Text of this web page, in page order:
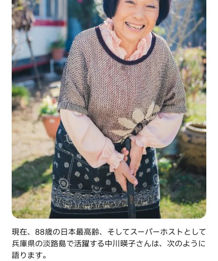
現在、88歳の日本最高齢、そしてスーパーホストとして
兵庫県の淡路島で活躍する中川暎子さんは、次のように
語ります。